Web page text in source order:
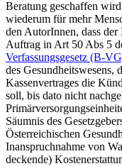
Beratung geschaffen
wiederum für mehr
den AutorInnen, dass der
Auftrag in Art 50 Abs 5
Verfassungsgesetz (B-
des Gesundheitswesens,
Kassenvertrages die
soll, bis dato nicht
Säumnis des
Österreichischen
Inanspruchnahme von
deckende)